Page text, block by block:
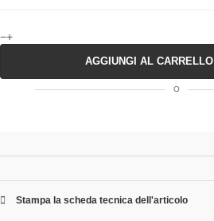
−+
AGGIUNGI AL CARRELLO
O
Stampa la scheda tecnica dell'articolo